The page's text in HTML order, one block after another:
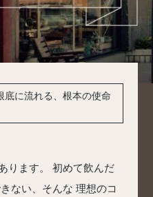
底に流れる、根本の使命
ります。 初めて飲んだ
ない、そんな 理想のコ